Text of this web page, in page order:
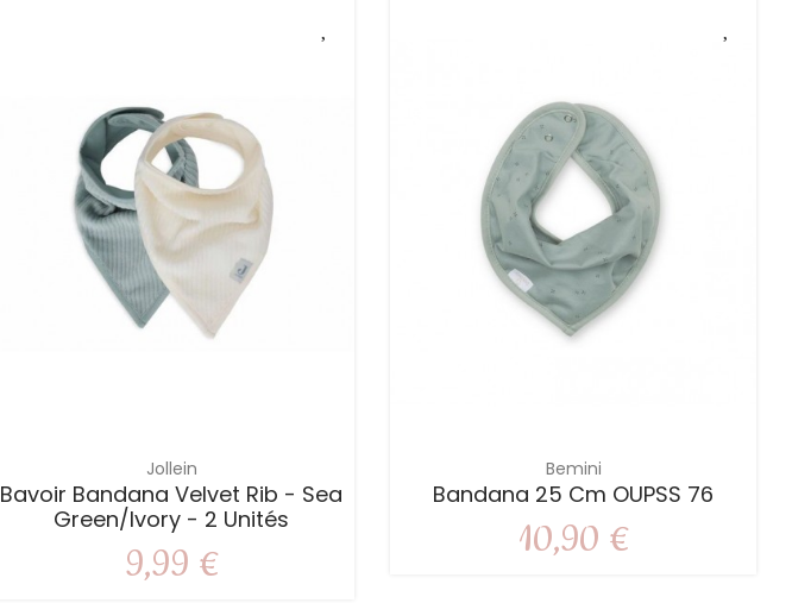
Jollein
Bavoir Bandana Velvet Rib - Sea
Green/Ivory - 2 Unités
9,99 €
Bemini
Bandana 25 Cm OUPSS 76
10,90 €